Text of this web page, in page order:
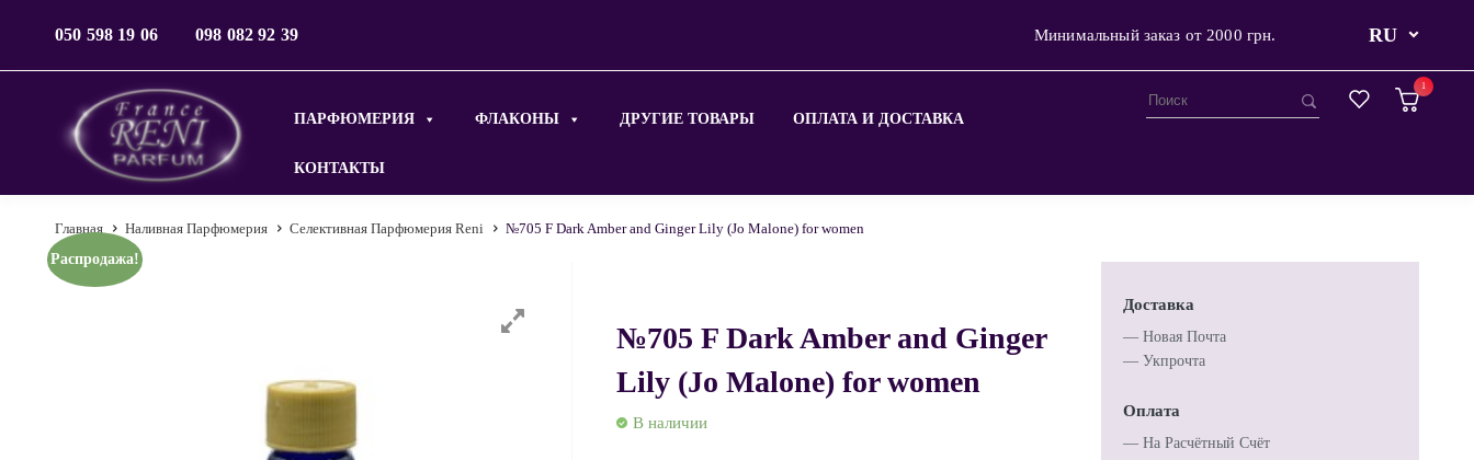
050 598 19 06 098 082 92 39 Минимальный заказ от 2000 грн. RU
ПАРФЮМЕРИЯ ФЛАКОНЫ ДРУГИЕ ТОВАРЫ ОПЛАТА И ДОСТАВКА
КОНТАКТЫ
1
Главная Наливная Парфюмерия Селективная Парфюмерия Reni
№705 F Dark Amber and Ginger Lily (Jo Malone) for women
Распродажа!
№705 F Dark Amber and Ginger
Lily (Jo Malone) for women
В наличии
Доставка
— Новая Почта
— Укпрочта
Оплата
— Hа Расчётный Счёт